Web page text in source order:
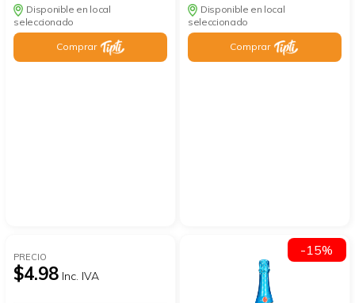
Disponible en local
seleccionado
Comprar
Disponible en local
seleccionado
Comprar
PRECIO
$4.98 Inc. IVA
-15%